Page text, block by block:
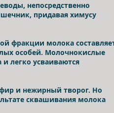
непосредственно
придавая химусу
фракции молока
особей. Молочнокислые
легко усваиваются
и нежирный творог. Но
сквашивания молока